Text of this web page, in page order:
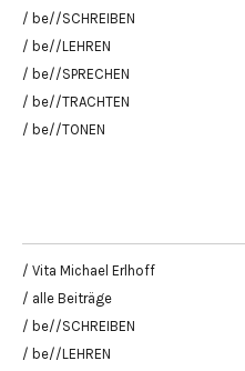
/ be//SCHREIBEN
/ be//LEHREN
/ be//SPRECHEN
/ be//TRACHTEN
/ be//TONEN
/ Vita Michael Erlhoff
/ alle Beiträge
/ be//SCHREIBEN
/ be//LEHREN